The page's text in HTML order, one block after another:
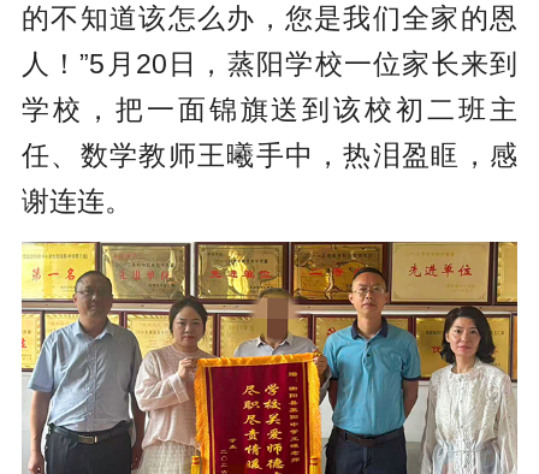
的不知道该怎么办，您是我们全家的恩
人！”5月20日，蒸阳学校一位家长来到
学校，把一面锦旗送到该校初二班主
任、数学教师王曦手中，热泪盈眶，感
谢连连。